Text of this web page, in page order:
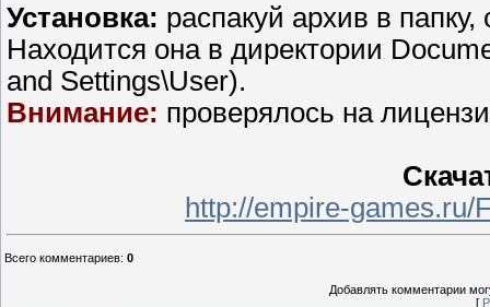
Установка: распакуй архив в
Находится она в директории
and Settings\User).
Внимание: проверялось на
http://empire-games.ru/
Всего комментариев: 0
Добавлять комментарии
[